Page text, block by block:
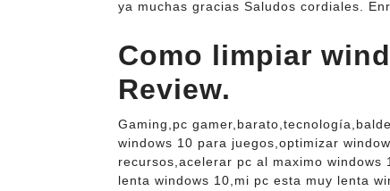
ya muchas gracias Saludos cordiales.
Como limpiar
Review.
Gaming,pc
windows 10 para juegos,optimizar
recursos,acelerar pc al maximo
lenta windows 10,mi pc esta muy lenta